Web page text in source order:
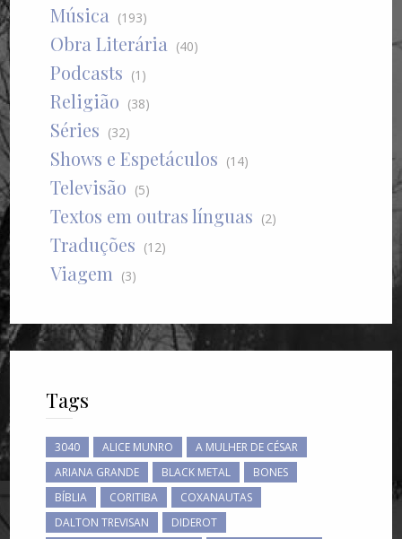
Música (193)
Obra Literária (40)
Podcasts (1)
Religião (38)
Séries (32)
Shows e Espetáculos (14)
Televisão (5)
Textos em outras línguas (2)
Traduções (12)
Viagem (3)
Tags
3040 ALICE MUNRO
A MULHER DE CÉSAR
ARIANA GRANDE
BLACK METAL
BONES
BÍBLIA
CORITIBA
COXANAUTAS
DALTON TREVISAN
DIDEROT